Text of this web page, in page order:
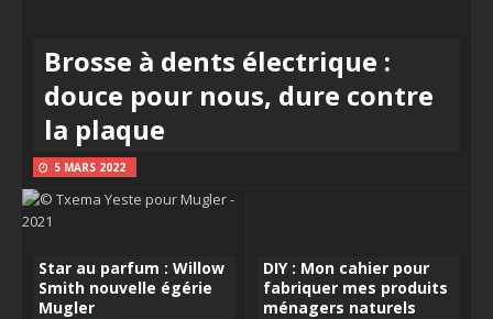
Brosse à dents électrique :
douce pour nous, dure contre
la plaque
5 MARS 2022
Star au parfum : Willow
Smith nouvelle égérie
Mugler
DIY : Mon cahier pour
fabriquer mes produits
ménagers naturels